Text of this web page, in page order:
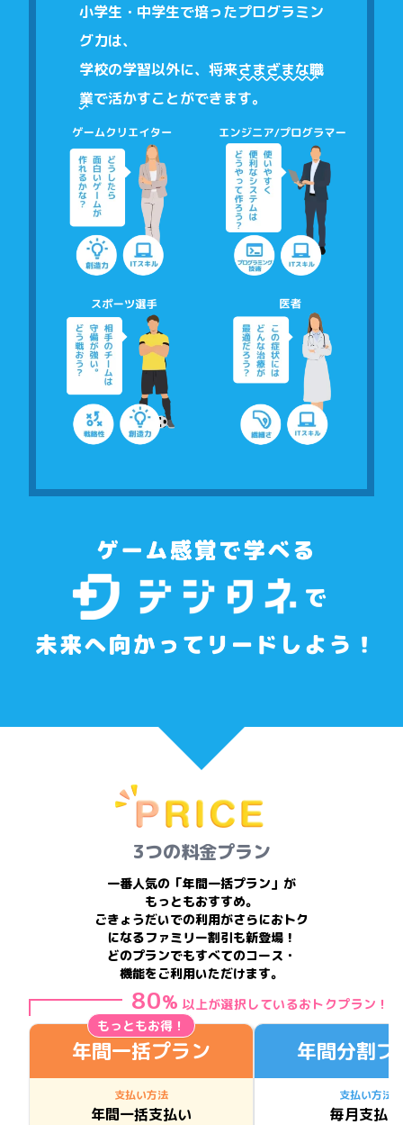
小学生・中学生で培ったプログラミン
グ力は、
学校の学習以外に、 将来さまざまな職
業で活かすことができます。
3つの料金プラン
一番人気の「年間一括プラン」が
もっともおすすめ。
ごきょうだいでの利用がさらにおトク
になるファミリー割引も新登場！
どのプランでもすべてのコース・
機能をご利用いただけます。
80% 以上が選択しているおトクプラン！
もっともお得！
年間一括プラン
支払い方法
年間一括支払い
年間分割プ
支払い方法
毎月支払い